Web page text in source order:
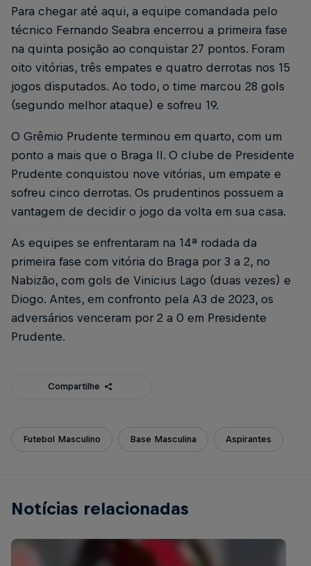
Para chegar até aqui, a equipe comandada pelo
técnico Fernando Seabra encerrou a primeira fase
na quinta posição ao conquistar 27 pontos. Foram
oito vitórias, três empates e quatro derrotas nos 15
jogos disputados. Ao todo, o time marcou 28 gols
(segundo melhor ataque) e sofreu 19.
O Grêmio Prudente terminou em quarto, com um
ponto a mais que o Braga II. O clube de Presidente
Prudente conquistou nove vitórias, um empate e
sofreu cinco derrotas. Os prudentinos possuem a
vantagem de decidir o jogo da volta em sua casa.
As equipes se enfrentaram na 14ª rodada da
primeira fase com vitória do Braga por 3 a 2, no
Nabizão, com gols de Vinicius Lago (duas vezes) e
Diogo. Antes, em confronto pela A3 de 2023, os
adversários venceram por 2 a 0 em Presidente
Prudente.
Compartilhe
Futebol Masculino Base Masculina Aspirantes
Notícias relacionadas